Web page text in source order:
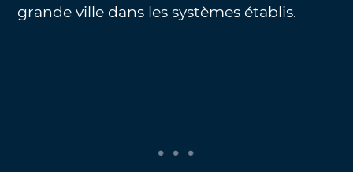
grande ville dans les systèmes établis.